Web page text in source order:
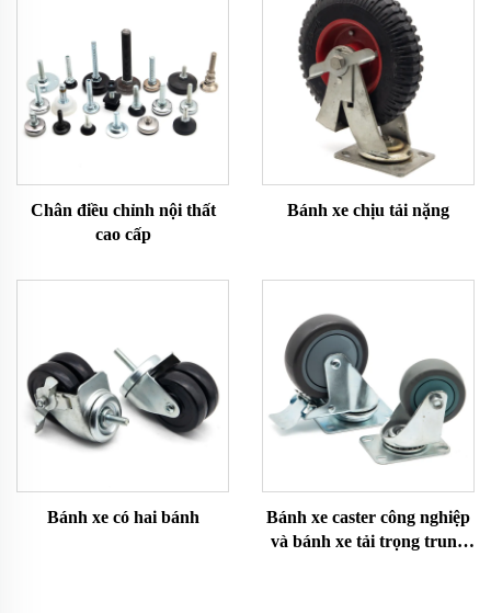
Chân điều chỉnh nội thất
cao cấp
Bánh xe chịu tải nặng
Bánh xe có hai bánh
Bánh xe caster công nghiệp
và bánh xe tải trọng trung